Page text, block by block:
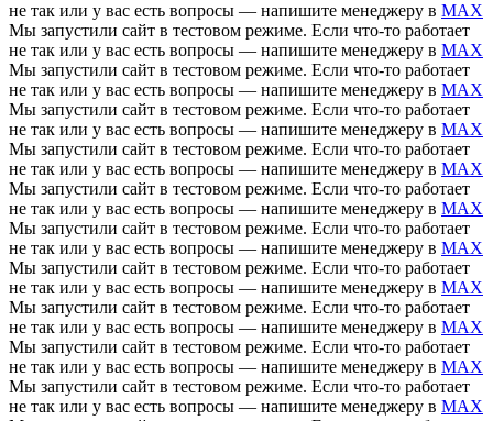
не так или у вас есть вопросы — напишите менеджеру в MAX
Мы запустили сайт в тестовом режиме. Если что-то работает
не так или у вас есть вопросы — напишите менеджеру в MAX
Мы запустили сайт в тестовом режиме. Если что-то работает
не так или у вас есть вопросы — напишите менеджеру в MAX
Мы запустили сайт в тестовом режиме. Если что-то работает
не так или у вас есть вопросы — напишите менеджеру в MAX
Мы запустили сайт в тестовом режиме. Если что-то работает
не так или у вас есть вопросы — напишите менеджеру в MAX
Мы запустили сайт в тестовом режиме. Если что-то работает
не так или у вас есть вопросы — напишите менеджеру в MAX
Мы запустили сайт в тестовом режиме. Если что-то работает
не так или у вас есть вопросы — напишите менеджеру в MAX
Мы запустили сайт в тестовом режиме. Если что-то работает
не так или у вас есть вопросы — напишите менеджеру в MAX
Мы запустили сайт в тестовом режиме. Если что-то работает
не так или у вас есть вопросы — напишите менеджеру в MAX
Мы запустили сайт в тестовом режиме. Если что-то работает
не так или у вас есть вопросы — напишите менеджеру в MAX
Мы запустили сайт в тестовом режиме. Если что-то работает
не так или у вас есть вопросы — напишите менеджеру в MAX